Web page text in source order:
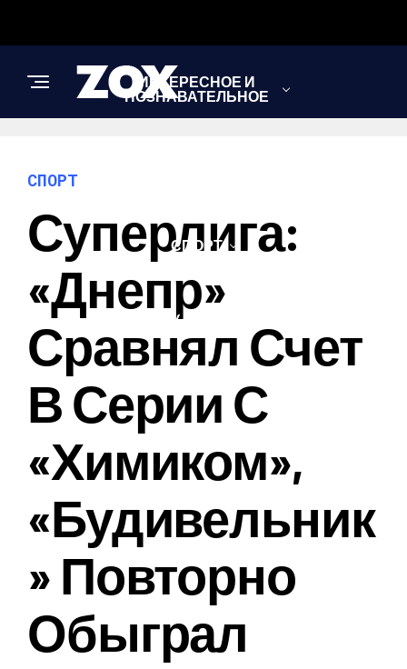
ИНТЕРЕСНОЕ И
ПОЗНАВАТЕЛЬНОЕ
СПОРТ
ШОУ-БИЗНЕС
СПОРТ
Суперлига:
«Днепр»
Сравнял Счет
В Серии С
«Химиком»,
«Будивельник
» Повторно
Обыграл